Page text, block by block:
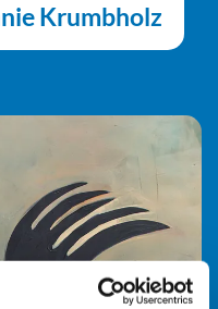
Krumbholz